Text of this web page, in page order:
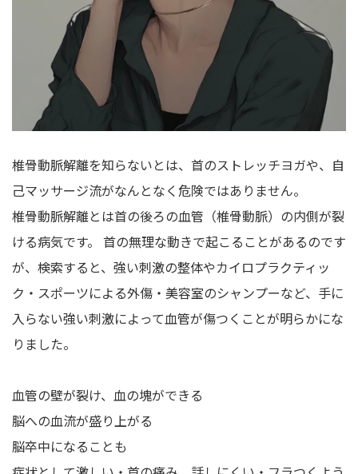
椎骨動脈解離を知らないとは、首のストレッチヨガや、自
己マッサージ流がなんとなく危険ではありません。
椎骨動脈解離とは首の後ろの血管（椎骨動脈）の内側が裂
ける病気です。 首の無理な動きで起こることがあるのです
が、検索すると、強い刺激の整体やカイロプラクティッ
ク・スポーツによる外傷・美容室のシャンプーなど、手に
入らない強い刺激によって血管が傷つくことが明らかにな
りました。
血管の壁が裂け、血の塊ができる
脳への血流が盛り上がる
脳卒中になることも